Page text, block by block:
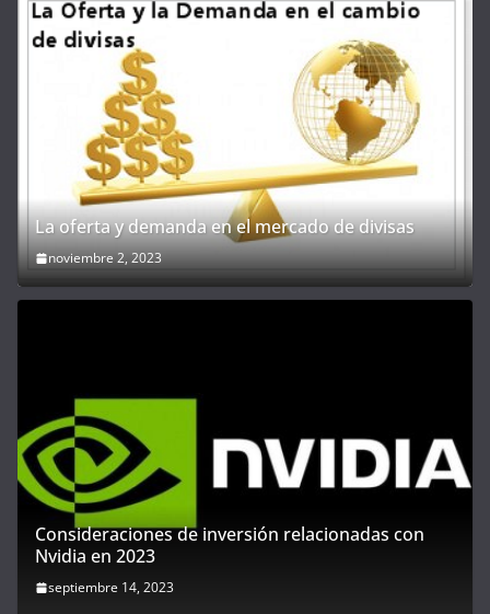
La oferta y demanda en el mercado de divisas
noviembre 2, 2023
Consideraciones de inversión relacionadas con
Nvidia en 2023
septiembre 14, 2023